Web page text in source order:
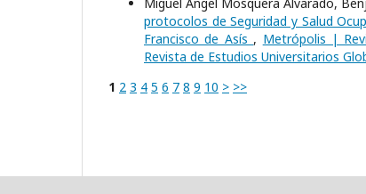
Miguel Ángel Mosquera Alvarado,
protocolos de Seguridad y Salud
Francisco de Asís , Metrópolis |
Revista de Estudios Universitarios
1 2 3 4 5 6 7 8 9 10 > >>